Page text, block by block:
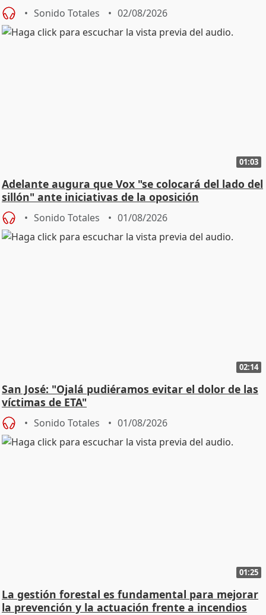
Sonido Totales 02/08/2026
01:03
Adelante augura que Vox "se colocará del lado del
sillón" ante iniciativas de la oposición
Sonido Totales 01/08/2026
02:14
San José: "Ojalá pudiéramos evitar el dolor de las
víctimas de ETA"
Sonido Totales 01/08/2026
01:25
La gestión forestal es fundamental para mejorar
la prevención y la actuación frente a incendios